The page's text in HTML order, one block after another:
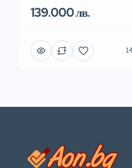
139.000 лв.